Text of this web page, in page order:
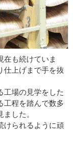
在も続けていま
仕上げまで手を抜
工場の見学をした
工程を踏んで数多
した。
けられるように頑